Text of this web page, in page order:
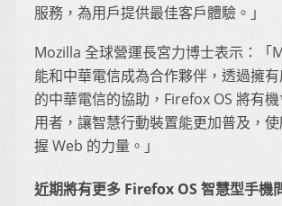
服務，為用戶提供最佳客戶體驗。」
Mozilla 全球營運長宮力博士表示：「
能和中華電信成為合作夥伴，透過擁
的中華電信的協助，Firefox OS 將有
用者，讓智慧行動裝置能更加普及，
握 Web 的力量。」
近期將有更多 Firefox OS 智慧型手機